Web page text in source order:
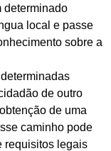
determinado
local e passe
sobre a
de outro
de uma
caminho pode
requisitos legais